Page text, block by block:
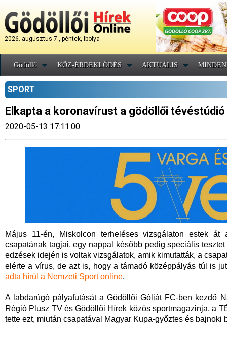
2026. augusztus 7., péntek, Ibolya
Gödöllő KÖZ-ÉRDEKLŐDÉS AKTUÁLIS
SPORT
Elkapta a koronavírust a gödöllői
2020-05-13 17:11:00
Május 11-én, Miskolcon terheléses vizsgálaton estek
csapatának tagjai, egy nappal később pedig speciális
edzések idején is voltak vizsgálatok, amik kimutatták, a
elérte a vírus, de azt is, hogy a támadó középpályás túl is
adta hírül a Nemzeti Sport online.
A labdarúgó pályafutását a Gödöllői Góliát FC-ben kezdő
Régió Plusz TV és Gödöllői Hírek közös sportmagazinja, a
tette ezt, miután csapatával Magyar Kupa-győztes és bajnoki